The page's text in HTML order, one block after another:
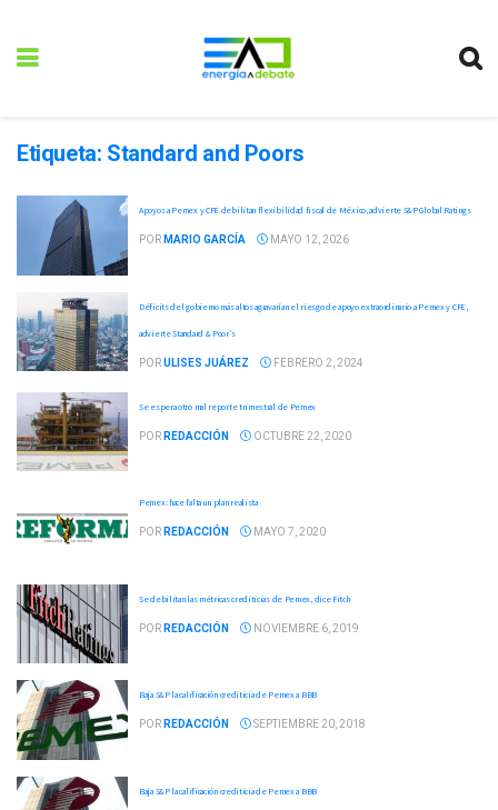
Etiqueta: Standard and Poors
Apoyos a Pemex y CFE debilitan flexibilidad fiscal de México, advierte S&P Global Ratings
POR MARIO GARCÍA MAYO 12, 2026
Déficits del gobierno más altos agravarían el riesgo de apoyo extraordinario a Pemex y CFE,
advierte Standard & Poor’s
PORULISES JUÁREZ FEBRERO 2, 2024
Se espera otro mal reporte trimestral de Pemex
POR REDACCIÓN OCTUBRE 22, 2020
Pemex: hace falta un plan realista
POR REDACCIÓN MAYO 7, 2020
Se debilitan las métricas crediticias de Pemex, dice Fitch
POR REDACCIÓN NOVIEMBRE 6, 2019
Baja S&P la calificación crediticia de Pemex a BBB
POR REDACCIÓN SEPTIEMBRE 20, 2018
Baja S&P la calificación crediticia de Pemex a BBB